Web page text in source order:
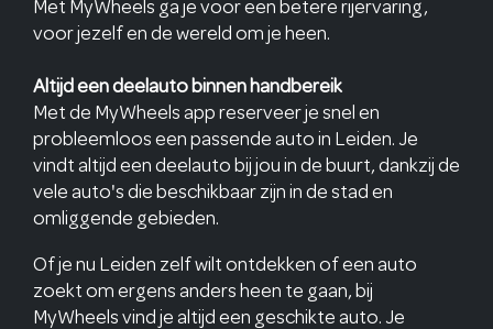
Met MyWheels ga je voor een betere rijervaring,
voor jezelf en de wereld om je heen.
Altijd een deelauto binnen handbereik
Met de MyWheels app reserveer je snel en
probleemloos een passende auto in Leiden. Je
vindt altijd een deelauto bij jou in de buurt, dankzij de
vele auto's die beschikbaar zijn in de stad en
omliggende gebieden.
Of je nu Leiden zelf wilt ontdekken of een auto
zoekt om ergens anders heen te gaan, bij
MyWheels vind je altijd een geschikte auto. Je